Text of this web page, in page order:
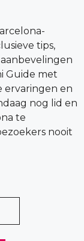
tips,
Guide met
ervaringen en
nog lid en
te
nooit